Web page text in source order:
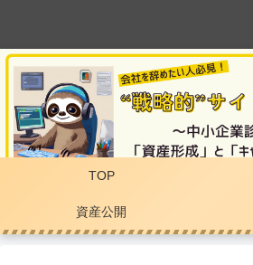
TOP
資産公開